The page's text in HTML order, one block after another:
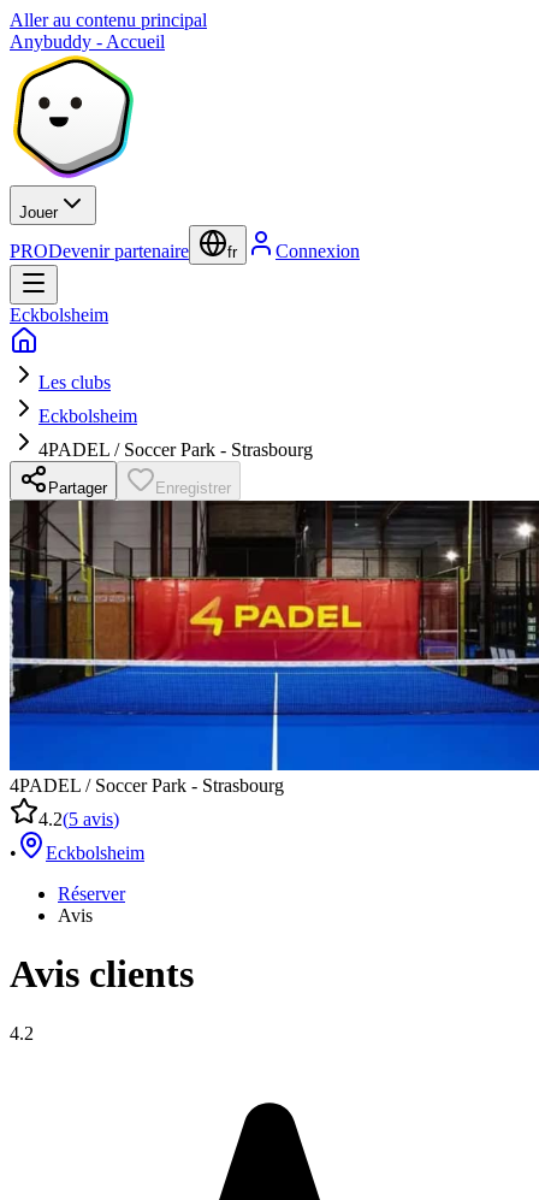
Aller au contenu principal
Anybuddy - Accueil
Jouer
PRODevenir partenaire fr Connexion
Eckbolsheim
Les clubs
Eckbolsheim
4PADEL / Soccer Park - Strasbourg
Partager Enregistrer
4PADEL / Soccer Park - Strasbourg
4.2(5 avis)
•
Eckbolsheim
Réserver
Avis
Avis clients
4.2